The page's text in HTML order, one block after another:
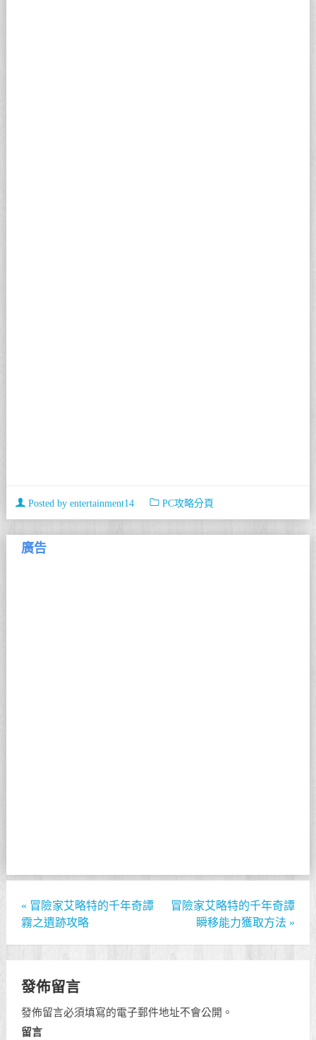
Posted by entertainment14 PC攻略分頁
廣告
« 冒險家艾略特的千年奇譚
霧之遺跡攻略
冒險家艾略特的千年奇譚
瞬移能力獲取方法 »
發佈留言
發佈留言必須填寫的電子郵件地址不會公開。
留言